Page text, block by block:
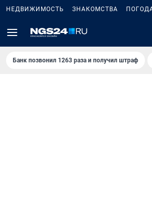
НЕДВИЖИМОСТЬ ЗНАКОМСТВА
Банк позвонил 1263 раза и получил штраф